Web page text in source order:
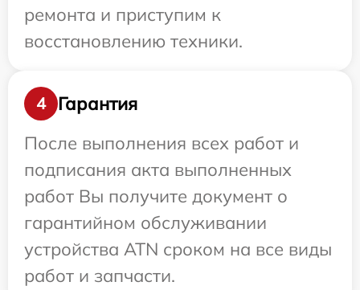
ремонта и приступим к
восстановлению техники.
4
Гарантия
После выполнения всех работ и
подписания акта выполненных
работ Вы получите документ о
гарантийном обслуживании
устройства ATN сроком на все виды
работ и запчасти.